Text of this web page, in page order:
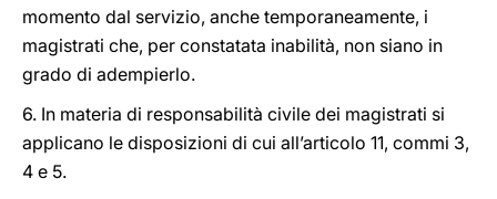
momento dal servizio, anche temporaneamente, i
magistrati che, per constatata inabilità, non siano in
grado di adempierlo.
6. In materia di responsabilità civile dei magistrati si
applicano le disposizioni di cui all’articolo 11, commi 3,
4 e 5.